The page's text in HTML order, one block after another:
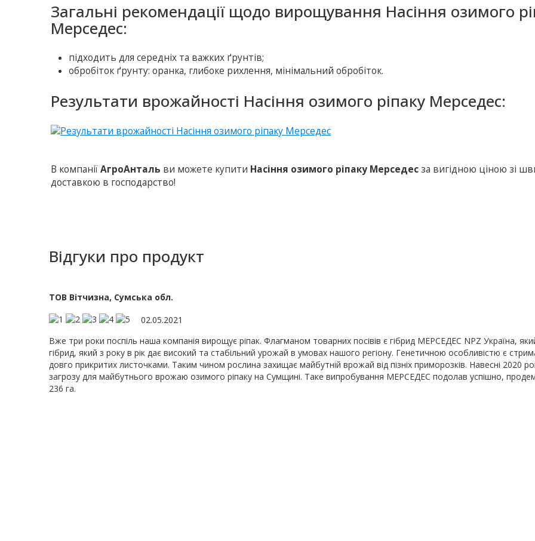
Загальні рекомендації щодо вирощування Насіння озимого
Мерседес:
підходить для середніх та важких ґрунтів;
обробіток ґрунту: оранка, глибоке рихлення, мінімальний обробіток.
Результати врожайності Насіння озимого ріпаку Мерседес:
В компаніїАгроАнталь ви можете купити Насіння озимого ріпаку Мерседесза вигідною ціною зі
доставкою в господарство!
Відгуки про продукт
ТОВ Вітчизна, Сумська обл.
02.05.2021
Вже три роки поспіль наша компанія вирощує ріпак. Флагманом товарних посівів є гібрид МЕРСЕДЕС NPZ Україна,
гібрид, який з року в рік дає високий та стабільний урожай в умовах нашого регіону. Генетичною особливістю є
довго прикритих листочками. Таким чином рослина захищає майбутній врожай від пізніх приморозків. Навесні 2020
загрозу для майбутнього врожаю озимого ріпаку на Сумщині. Таке випробування МЕРСЕДЕС подолав успішно,
236 га.